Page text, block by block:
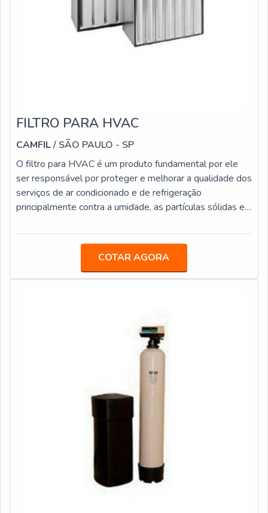
FILTRO PARA HVAC
CAMFIL/ SÃO PAULO - SP
O filtro para HVAC é um produto fundamental por ele
ser responsável por proteger e melhorar a qualidade dos
serviços de ar condicionado e de refrigeração
principalmente contra a umidade, as partículas sólidas e
as instalações ficam melhores protegidas contra
qualquer tipo de dano que pode ocorrer.VANTAGENS
FUNDAMENTAIS SOBRE O PRODUTOCom a
eliminação destes tipos de problemas, as instalações
COTAR AGORA